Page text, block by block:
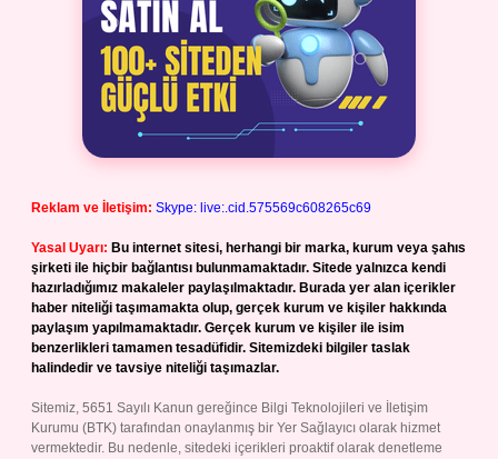
Reklam ve İletişim: Skype: live:.cid.575569c608265c69
Yasal Uyarı: Bu internet sitesi, herhangi bir marka, kurum veya şahıs
şirketi ile hiçbir bağlantısı bulunmamaktadır. Sitede yalnızca kendi
hazırladığımız makaleler paylaşılmaktadır. Burada yer alan içerikler
haber niteliği taşımamakta olup, gerçek kurum ve kişiler hakkında
paylaşım yapılmamaktadır. Gerçek kurum ve kişiler ile isim
benzerlikleri tamamen tesadüfidir. Sitemizdeki bilgiler taslak
halindedir ve tavsiye niteliği taşımazlar.
Sitemiz, 5651 Sayılı Kanun gereğince Bilgi Teknolojileri ve İletişim
Kurumu (BTK) tarafından onaylanmış bir Yer Sağlayıcı olarak hizmet
vermektedir. Bu nedenle, sitedeki içerikleri proaktif olarak denetleme